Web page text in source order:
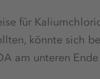
für
könnte sich
am unteren